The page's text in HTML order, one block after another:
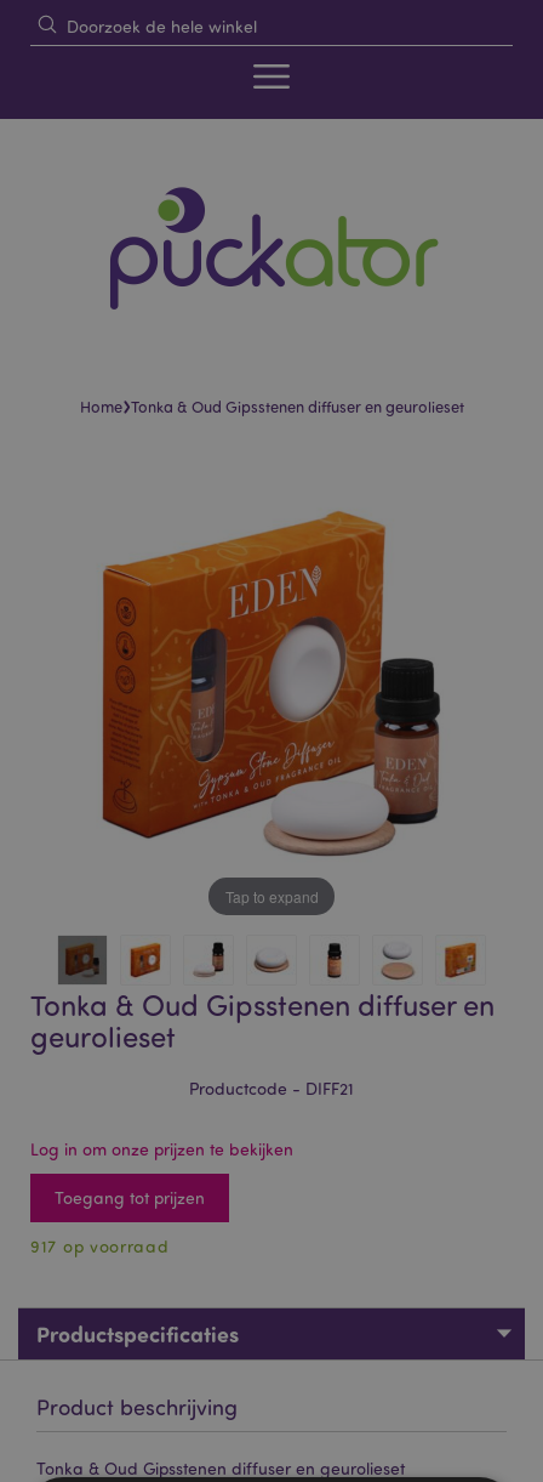
Home›Tonka & Oud Gipsstenen diffuser en geurolieset
Tap to expand
Tonka & Oud Gipsstenen diffuser en
geurolieset
Productcode - DIFF21
Log in om onze prijzen te bekijken
Toegang tot prijzen
917 op voorraad
Productspecificaties
Product beschrijving
Tonka & Oud Gipsstenen diffuser en geurolieset